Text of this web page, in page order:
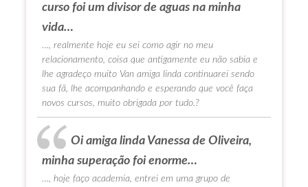
curso foi um divisor de aguas na minha
vida…
…, realmente hoje eu sei como agir no meu
relacionamento, coisa que antigamente eu não sabia e
lhe agradeço muito Van amiga linda continuarei sendo
sua fã, lhe acompanhando e esperando que você faça
novos cursos, muito obrigada por tudo.?
Oi amiga linda Vanessa de Oliveira,
minha superação foi enorme…
…, hoje faço academia, entrei em uma grupo de